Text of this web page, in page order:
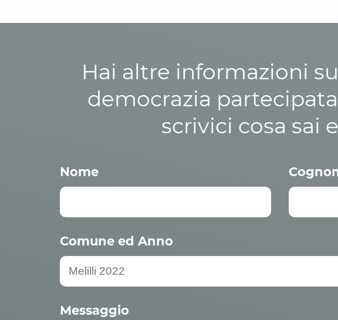
Hai altre informazioni
democrazia
scrivici cosa sai
Nome
Comune ed Anno
Messaggio